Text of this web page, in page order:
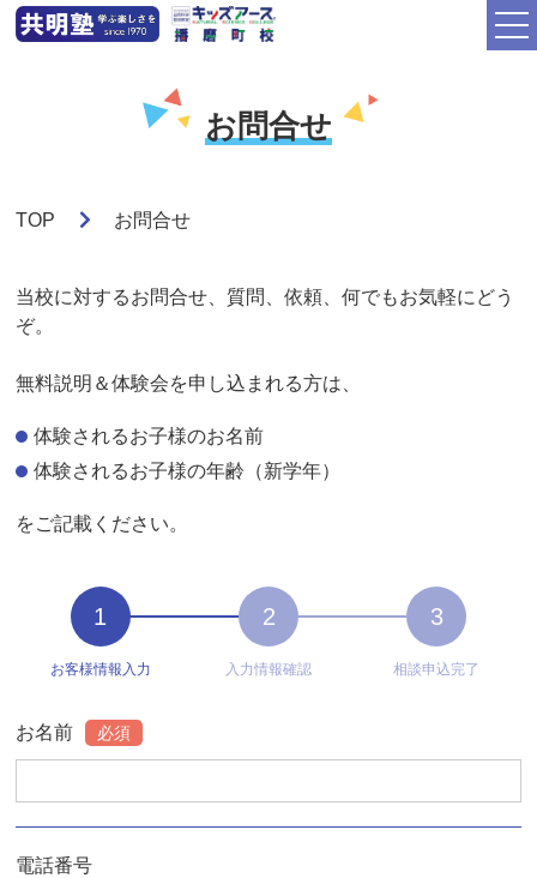
お問合せ
TOP お問合せ
当校に対するお問合せ、質問、依頼、何でもお気軽にどう
ぞ。
無料説明＆体験会を申し込まれる方は、
体験されるお子様のお名前
体験されるお子様の年齢（新学年）
をご記載ください。
1
お客様情報入力
2
入力情報確認
3
相談申込完了
お名前 必須
電話番号